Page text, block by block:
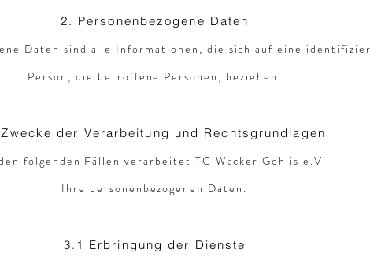
2. Personenbezogene Daten
Daten sind alle Informationen, die sich auf eine
Person, die betroffene Personen, beziehen.
der Verarbeitung und Rechtsgrundlagen
folgenden Fällen verarbeitet TC Wacker Gohlis e.V.
Ihre personenbezogenen Daten:
3.1 Erbringung der Dienste